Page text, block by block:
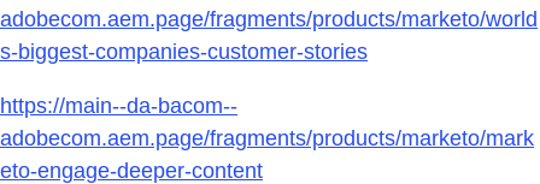
adobecom.aem.page/fragments/products/marketo/world
s-biggest-companies-customer-stories
https://main--da-bacom--
adobecom.aem.page/fragments/products/marketo/mark
eto-engage-deeper-content